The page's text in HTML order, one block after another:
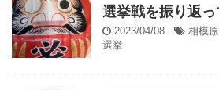
選挙戦を振り返っ
2023/04/08 相模
選挙